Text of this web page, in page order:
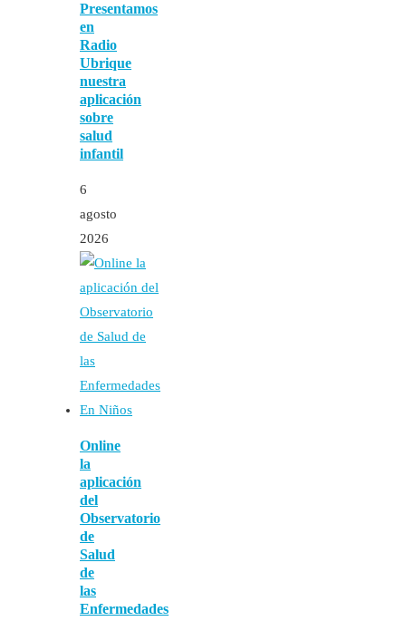
Presentamos
en
Radio
Ubrique
nuestra
aplicación
sobre
salud
infantil
6
agosto
2026
Online
la
aplicación
del
Observatorio
de
Salud
de
las
Enfermedades